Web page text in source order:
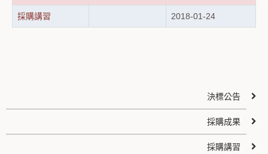
採購講習 2018-01-24
決標公告
採購成果
採購講習